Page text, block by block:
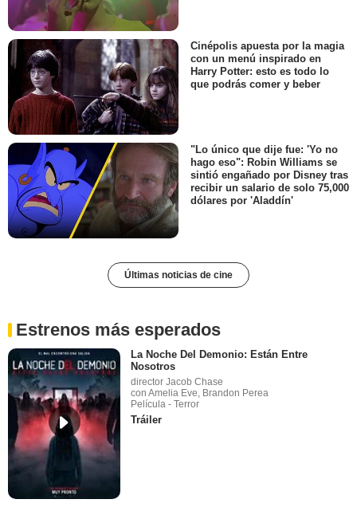
Cinépolis apuesta por la magia
con un menú inspirado en
Harry Potter: esto es todo lo
que podrás comer y beber
"Lo único que dije fue: 'Yo no
hago eso": Robin Williams se
sintió engañado por Disney tras
recibir un salario de solo 75,000
dólares por 'Aladdín'
Últimas noticias de cine
Estrenos más esperados
La Noche Del Demonio: Están Entre
Nosotros
director Jacob Chase
con Amelia Eve, Brandon Perea
Película - Terror
Tráiler